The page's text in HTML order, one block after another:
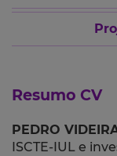
Resumo CV
PEDRO
ISCTE-IUL e